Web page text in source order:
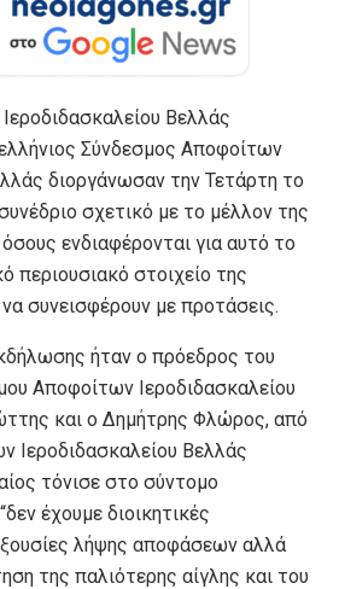
Βελλάς
Σύνδεσμος Αποφοίτων
διοργάνωσαν την Τετάρτη το
σχετικό με το μέλλον της
ενδιαφέρονται για αυτό το
περιουσιακό στοιχείο της
συνεισφέρουν με προτάσεις.
ήταν ο πρόεδρος του
Αποφοίτων Ιεροδιδασκαλείου
και ο Δημήτρης Φλώρος, από
Ιεροδιδασκαλείου Βελλάς
τόνισε στο σύντομο
έχουμε διοικητικές
λήψης αποφάσεων αλλά
της παλιότερης αίγλης και του